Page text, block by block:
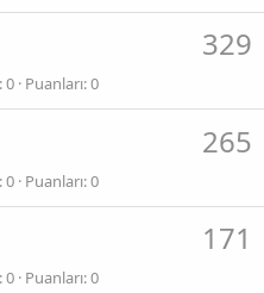
329
0 Puanları 0
265
0 Puanları 0
171
0 Puanları 0